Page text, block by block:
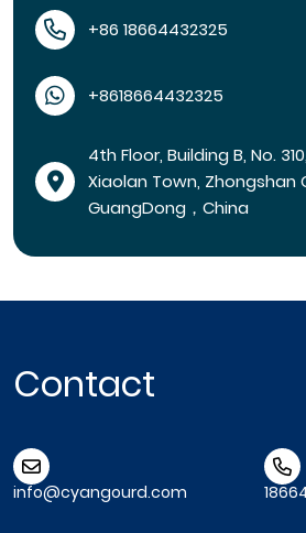
+86 18664432325
+8618664432325
4th Floor, Building B, No.
Xiaolan Town, Zhongshan
GuangDong，China
Contact
info@cyangourd.com